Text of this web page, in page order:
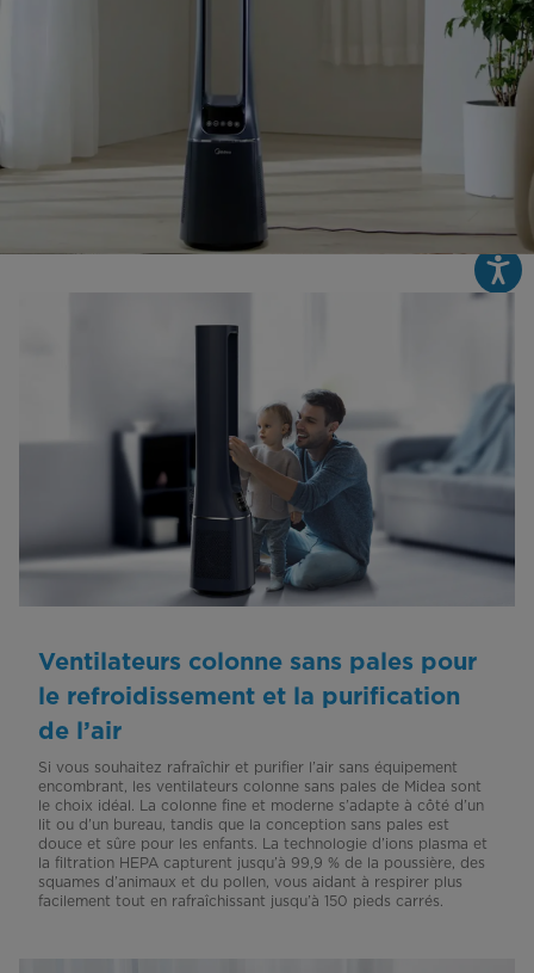
Ventilateurs colonne sans pales pour
le refroidissement et la purification
de l’air
Si vous souhaitez rafraîchir et purifier l’air sans équipement
encombrant, les ventilateurs colonne sans pales de Midea sont
le choix idéal. La colonne fine et moderne s’adapte à côté d’un
lit ou d’un bureau, tandis que la conception sans pales est
douce et sûre pour les enfants. La technologie d’ions plasma et
la filtration HEPA capturent jusqu’à 99,9 % de la poussière, des
squames d’animaux et du pollen, vous aidant à respirer plus
facilement tout en rafraîchissant jusqu’à 150 pieds carrés.